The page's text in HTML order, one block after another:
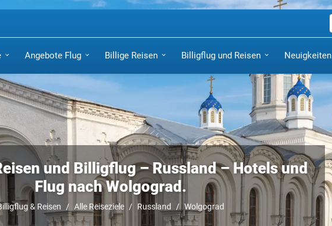
Angebote Flug Billige Reisen Billigflug und Reisen Neuigkeiten
und Billigflug – Russland – Hotels und
Flug nach Wolgograd.
& Reisen Alle Reiseziele Russland Wolgograd